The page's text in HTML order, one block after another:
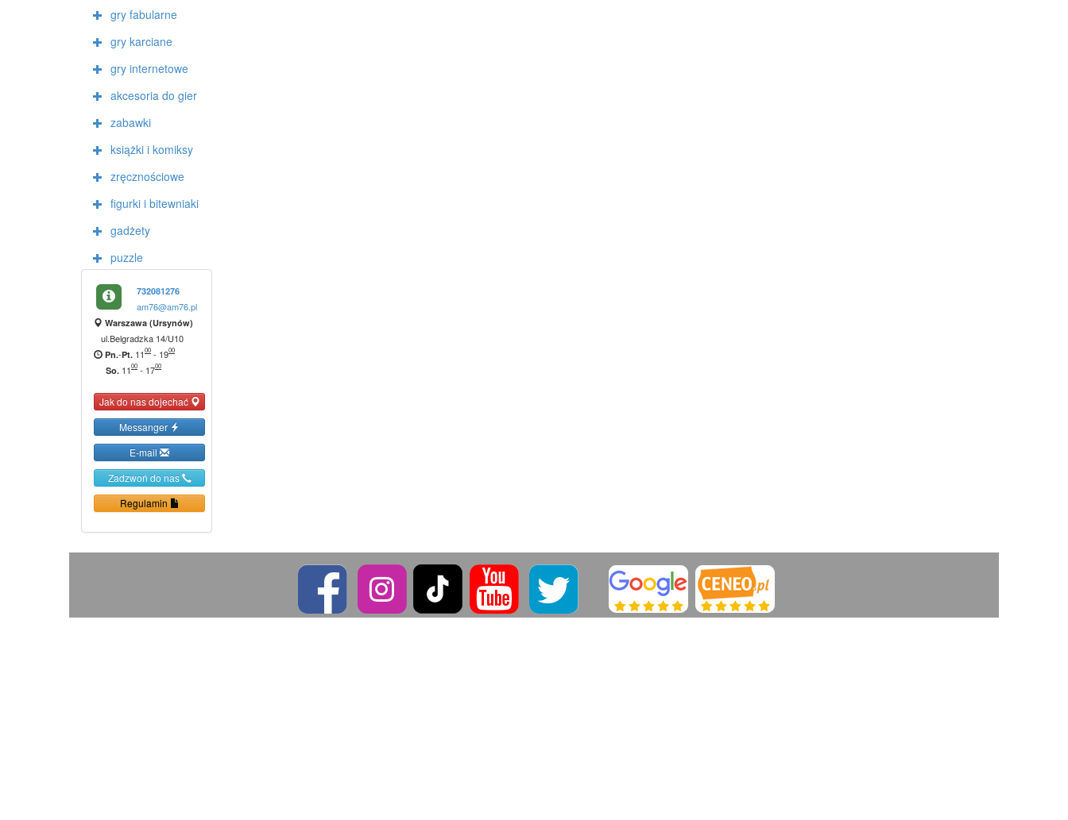
gry fabularne
gry karciane
gry internetowe
akcesoria do gier
zabawki
książki i komiksy
zręcznościowe
figurki i bitewniaki
gadżety
puzzle
732081276
am76@am76.pl
Warszawa (Ursynów)
ul.Belgradzka 14/U10
Pn.-Pt. 1100 - 1900
So. 1100 - 1700
Jak do nas dojechać
Messanger
E-mail
Zadzwoń do nas
Regulamin